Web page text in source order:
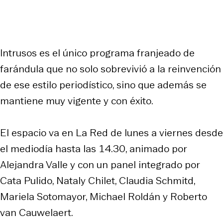
Intrusos es el único programa franjeado de
farándula que no solo sobrevivió a la reinvención
de ese estilo periodístico, sino que además se
mantiene muy vigente y con éxito.
El espacio va en La Red de lunes a viernes desde
el mediodía hasta las 14.30, animado por
Alejandra Valle y con un panel integrado por
Cata Pulido, Nataly Chilet, Claudia Schmitd,
Mariela Sotomayor, Michael Roldán y Roberto
van Cauwelaert.